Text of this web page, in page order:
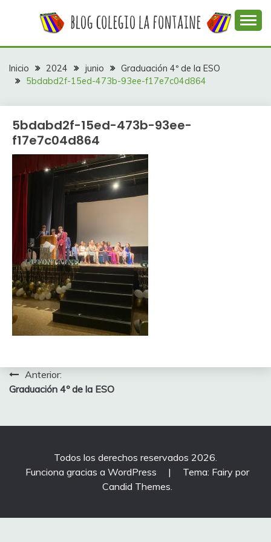
COLEGIO LA
FONTAINE
colegio La Fontaine
Inicio 2024 junio
Graduación 4º de la ESO
5bdabd2f-15ed-473b-93ee-f17e7c04d864
5bdabd2f-15ed-473b-93ee-
f17e7c04d864
Navegación
de
entradas
Anterior:
Graduación 4º de la ESO
Todos los derechos reservados 2026.
Funciona gracias a WordPress
|
Tema: Fairy por
Candid Themes